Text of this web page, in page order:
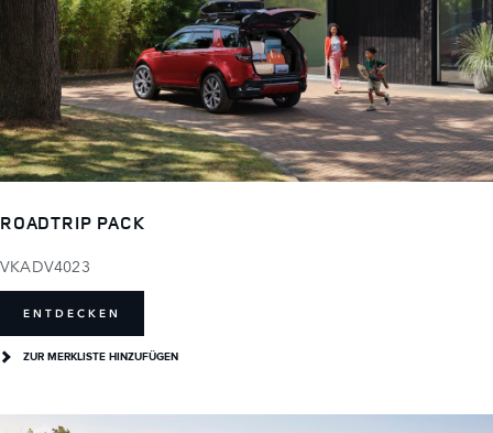
ROADTRIP PACK
VKADV4023
ENTDECKEN
ZUR MERKLISTE HINZUFÜGEN